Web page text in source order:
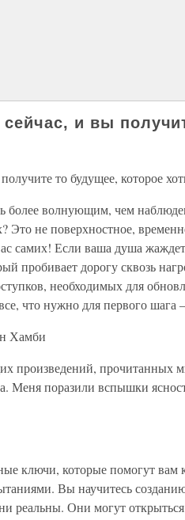
и вы
то будущее, которое
более волнующим, чем
Это не поверхностное,
самих! Если ваша душа
пробивает дорогу сквозь
необходимых для
что нужно для первого шага –
Хамби
произведений,
Меня поразили вспышки
ключи, которые помогут вам
Вы научитесь
реальны. Они могут